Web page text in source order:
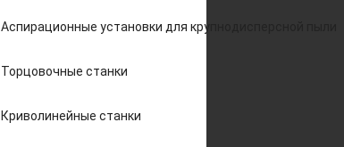
Аспирационные установки для крупнодисперсной пыли
Торцовочные станки
Криволинейные станки